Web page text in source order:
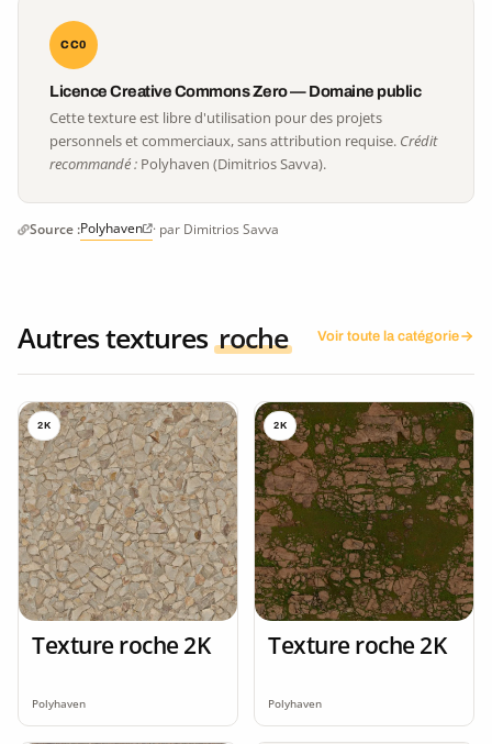
CC0
Licence Creative Commons Zero — Domaine public
Cette texture est libre d'utilisation pour des projets
personnels et commerciaux, sans attribution requise. Crédit
recommandé : Polyhaven (Dimitrios Savva).
Source :Polyhaven · par Dimitrios Savva
Autres textures roche Voir toute la catégorie
2K
Texture roche 2K
Polyhaven
2K
Texture roche 2K
Polyhaven